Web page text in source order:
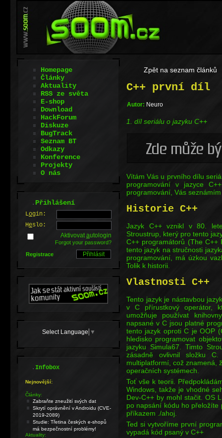
Zpět na seznam článků
C++ první díl
Autor: Neuro
1. díl seriálu o jazyku C++
Vítám Vás u prvního dílu
programování v jazyce
programování, Vás
Historie C++
Jazyk C++ vznikl v 80.
Stroustrup, který pro tento
C++ programátorů (The C++
tento jazyk na stručnosti
programování, má úzkou
Tolik k historii.
Vlastnosti C++
Tento jazyk je nástavbou
v C přírustkový operátor,
umožňuje používat
napsané v C jsou platné
tento jazyk oproti C je OOP
hledisko programovat
jazyku Simula67. Timto
zásadně ovlivnil složku
multiplatformí, což znamená,
operačních systémech.
Toť vše k teorii.
Windows, takže je vhodné
Dev-C++ by mohl stačit. OS
po napsání kódu ho přeložíte
příkazem ./ahoj.
Ted si vytvoříme první
vypadá kód psaný v C++
Homepage
Články
Aktuality
RSS ze světa
E-shop
Download
HackForum
Diskuze
BugTrack
Seznam BT
Odkazy
Konference
Projekty
O nás
.Přihlášení
Login:
Heslo:
Aktivovatautologin
Forgot your password?
Registrace
Select Language ▼
.Infobox
Nejnovější:
Články:
Zabraňte zneužití svých dat
Skrytí oprávnění v Androidu (CVE-
2019-2089)
Studie: Třetina českých e-shopů
má bezpečnostní problémy!
Aktuality: